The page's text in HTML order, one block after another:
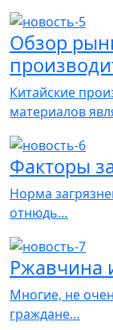
Обзор
Китайские
материалов
Факторы
Норма
отнюдь…
Ржавчина
Многие, не
граждане…